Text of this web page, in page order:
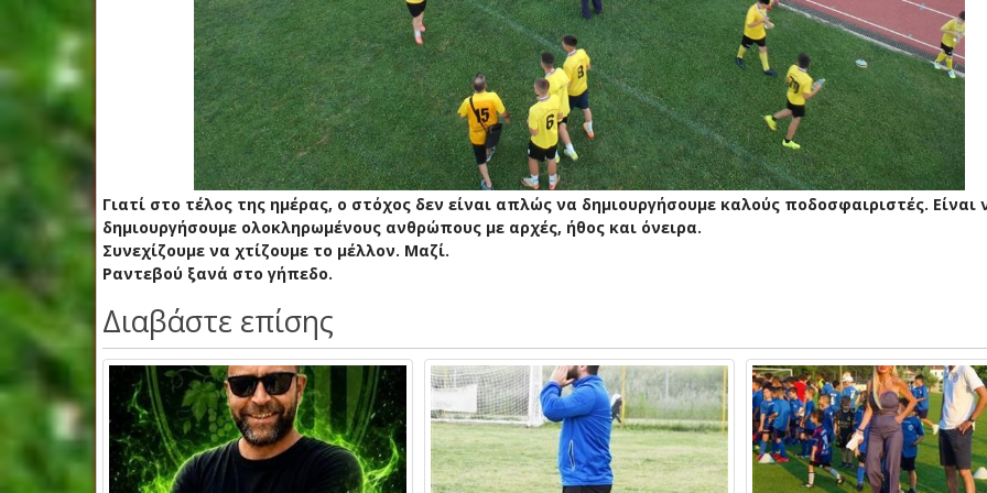
Γιατί στο τέλος της ημέρας, ο στόχος δεν είναι απλώς να δημιουργήσουμε καλούς ποδοσφαιριστές. Είναι
δημιουργήσουμε ολοκληρωμένους ανθρώπους με αρχές, ήθος και όνειρα.
Συνεχίζουμε να χτίζουμε το μέλλον. Μαζί.
Ραντεβού ξανά στο γήπεδο.
Διαβάστε επίσης